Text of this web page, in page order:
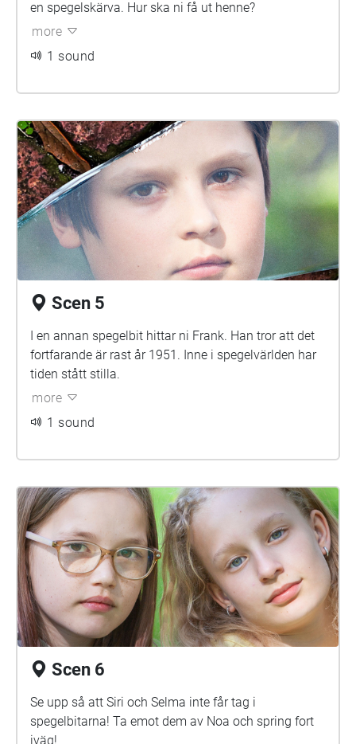
en spegelskärva. Hur ska ni få ut henne?
more
1 sound
Scen 5
I en annan spegelbit hittar ni Frank. Han tror att det
fortfarande är rast år 1951. Inne i spegelvärlden har
tiden stått stilla.
more
1 sound
Scen 6
Se upp så att Siri och Selma inte får tag i
spegelbitarna! Ta emot dem av Noa och spring fort
iväg!